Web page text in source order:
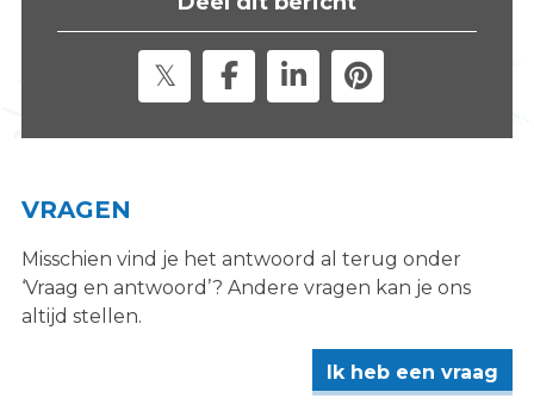
"
VRAGEN
Misschien vind je het antwoord al terug onder
‘Vraag en antwoord’? Andere vragen kan je ons
altijd stellen.
Ik heb een vraag